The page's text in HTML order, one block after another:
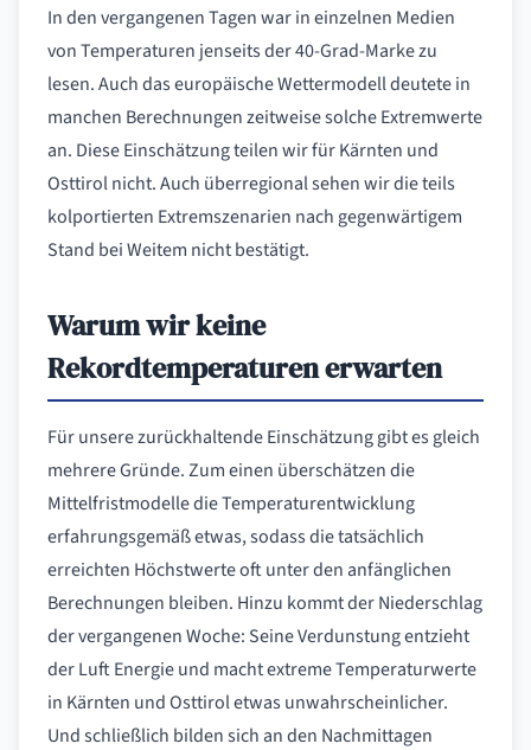
In den vergangenen Tagen war in einzelnen Medien
von Temperaturen jenseits der 40-Grad-Marke zu
lesen. Auch das europäische Wettermodell deutete in
manchen Berechnungen zeitweise solche Extremwerte
an. Diese Einschätzung teilen wir für Kärnten und
Osttirol nicht. Auch überregional sehen wir die teils
kolportierten Extremszenarien nach gegenwärtigem
Stand bei Weitem nicht bestätigt.
Warum wir keine
Rekordtemperaturen erwarten
Für unsere zurückhaltende Einschätzung gibt es gleich
mehrere Gründe. Zum einen überschätzen die
Mittelfristmodelle die Temperaturentwicklung
erfahrungsgemäß etwas, sodass die tatsächlich
erreichten Höchstwerte oft unter den anfänglichen
Berechnungen bleiben. Hinzu kommt der Niederschlag
der vergangenen Woche: Seine Verdunstung entzieht
der Luft Energie und macht extreme Temperaturwerte
in Kärnten und Osttirol etwas unwahrscheinlicher.
Und schließlich bilden sich an den Nachmittagen